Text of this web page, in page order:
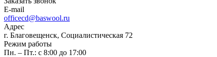
E-mail
officecd@baswool.ru
Адрес
г. Благовещенск, Социалистическая 72
Режим работы
Пн. – Пт.: с 8:00 до 17:00